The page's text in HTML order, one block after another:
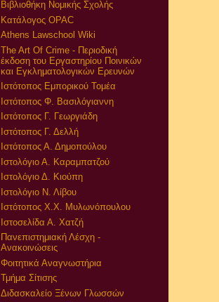
Βιβλιοθήκη Νομικής Σχολής
Κατάλογος OPAC
Athens Lawschool Wiki
The Art Of Crime - Περιοδική
έκδοση του Εργαστηρίου Ποινικών
και Εγκληματολογικών Ερευνών
Ιστότοπος Εμπορικού Τομέα
Ιστότοπος Φ. Βασιλόγιαννη
Ιστότοπος Γ. Γεωργιάδη
Ιστότοπος Γ. Δελλή
Ιστότοπος Α. Δημοπούλου
Ιστολόγιο Α. Καραμπατζού
Ιστολόγιο Δ. Κιούπη
Ιστολόγιο Ν. Λίβου
Ιστότοπος Χ.Χ. Μυλωνόπουλου
Ιστοσελίδα Α. Χατζή
Πανεπιστημιακή Λέσχη -
Ανακοινώσεις
Φοιτητικά Αναγνωστήρια
Τμήμα Σίτισης
Διδασκαλείο Ξένων Γλωσσών